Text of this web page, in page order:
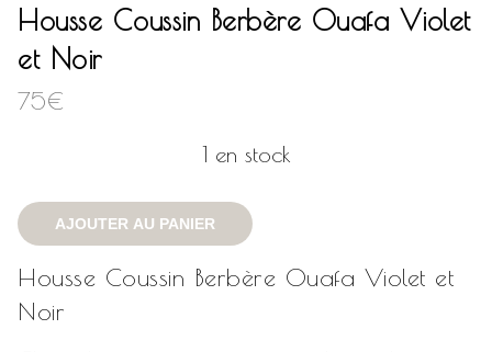
Housse Coussin Berbère Ouafa Violet
et Noir
75€
1 en stock
AJOUTER AU PANIER
Housse Coussin Berbère Ouafa Violet et
Noir